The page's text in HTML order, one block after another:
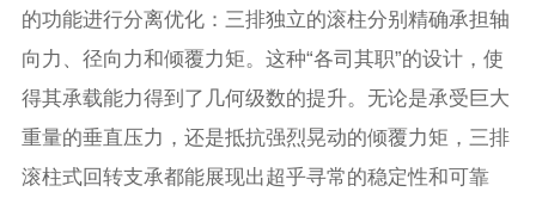
的功能进行分离优化：三排独立的滚柱分别精确承担轴
向力、径向力和倾覆力矩。这种“各司其职”的设计，使
得其承载能力得到了几何级数的提升。无论是承受巨大
重量的垂直压力，还是抵抗强烈晃动的倾覆力矩，三排
滚柱式回转支承都能展现出超乎寻常的稳定性和可靠